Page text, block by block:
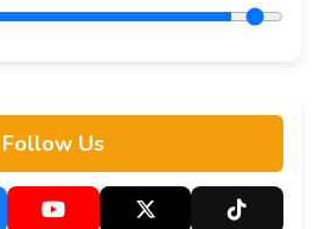
Follow Us